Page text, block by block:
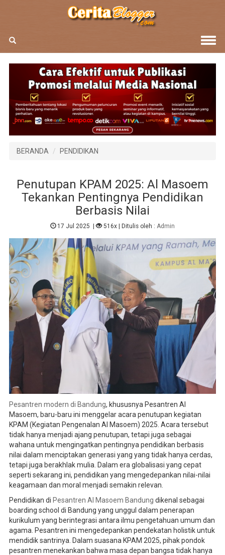
BERANDA PENDIDIKAN
Penutupan KPAM 2025: Al Masoem
Tekankan Pentingnya Pendidikan
Berbasis Nilai
17 Jul 2025 | 516x | Ditulis oleh :Admin
Pesantren modern di Bandung, khususnya Pesantren Al
Masoem, baru-baru ini menggelar acara penutupan kegiatan
KPAM (Kegiatan Pengenalan Al Masoem) 2025. Acara tersebut
tidak hanya menjadi ajang penutupan, tetapi juga sebagai
wahana untuk mengingatkan pentingnya pendidikan berbasis
nilai dalam menciptakan generasi yang yang tidak hanya cerdas,
tetapi juga berakhlak mulia. Dalam era globalisasi yang cepat
seperti sekarang ini, pendidikan yang mengedepankan nilai-nilai
keagamaan dan moral menjadi semakin relevan.
Pendidikan di Pesantren Al Masoem Bandung dikenal sebagai
boarding school di Bandung yang unggul dalam penerapan
kurikulum yang berintegrasi antara ilmu pengetahuan umum dan
agama. Pesantren ini mengedepankan pendekatan holistik untuk
mendidik santrinya. Dalam suasana KPAM 2025, pihak pondok
pesantren menekankan bahwa masa depan bangsa tidak hanya